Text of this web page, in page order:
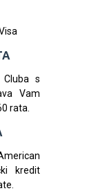
Cluba s
Vam
rata.
kredit